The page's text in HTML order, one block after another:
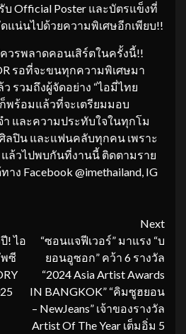
Official Poster และบัตรแข็งที่
แน่นไปด้วยความพิเศษอีกเพียบ!!
ควรพลาดคอนเสิร์ตในครั้งนี้!!
รอที่จะขนทุกความพิเศษมา
รวมถึงผู้จัดอย่าง “ไอมี่ไทย
ก็พร้อมแล้วที่จะเตรียมมอบ
และความประทับใจในทุกโม
ลปิน และแฟนคลับทุกคน เพราะ
ล้วไปพบกันที่งานนี้ ติดตามราย
าง Facebook @imethailand, IG
! ไอ
ซี
Next
“ซอนแจฟีเวอร์” มาแรง “บ
ยอนอูซอก” คว้า 6 รางวัล
“2024 Asia Artist Awards
IN BANGKOK” “คิมซูฮยอน
– NewJeans” เจ้าของรางวัล
Artist Of The Year เต็มอิ่ม 5